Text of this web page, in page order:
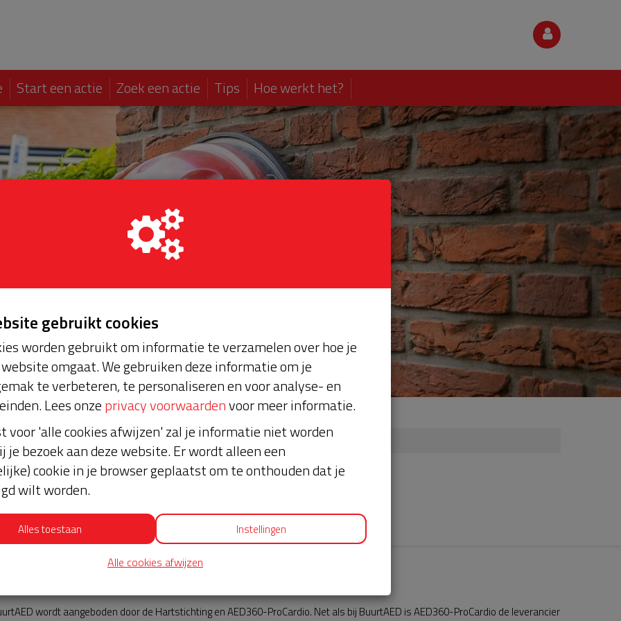
Start een actie Zoek een actie Tips Hoe werkt het?
wordt aangeboden door de Hartstichting en AED360-ProCardio. Net als bij BuurtAED is AED360-ProCardio de leverancier
gebruikt cookies
worden gebruikt om informatie te verzamelen over hoe je
omgaat. We gebruiken deze informatie om je
te verbeteren, te personaliseren en voor analyse- en
Lees onzeprivacy voorwaardenvoor meer informatie.
voor 'alle cookies afwijzen' zal je informatie niet worden
je bezoek aan deze website. Er wordt alleen een
cookie in je browser geplaatst om te onthouden dat je
wilt worden.
Alles toestaan Instellingen
Alle cookies afwijzen